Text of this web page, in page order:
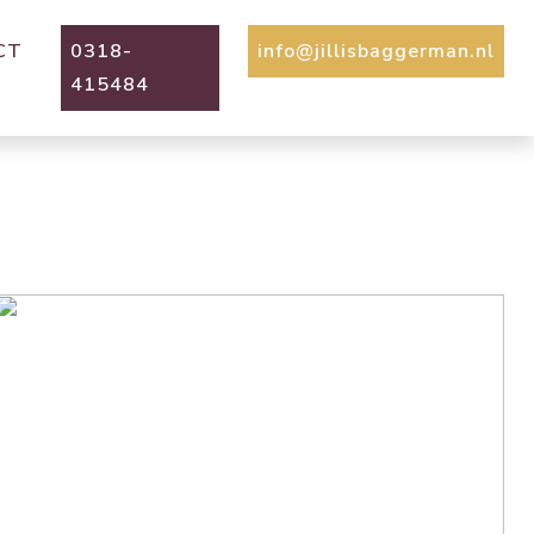
0318-
415484
info@jillisbaggerman.nl